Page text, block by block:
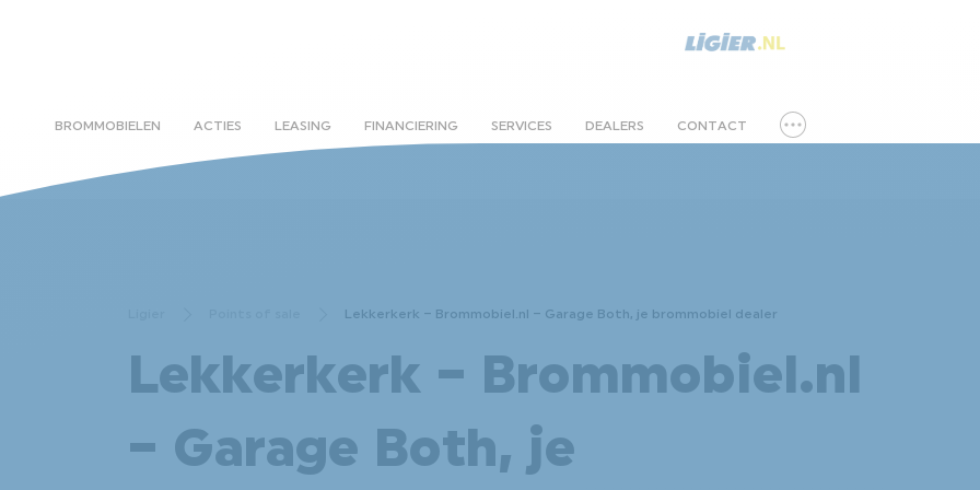
BROMMOBIELEN ACTIES LEASING FINANCIERING SERVICES DEALERS CONTACT
Lekkerkerk – Brommobiel.nl – Garage Both, je brommobiel dealer
Lekkerkerk – Brommobiel.nl
– Garage Both, je